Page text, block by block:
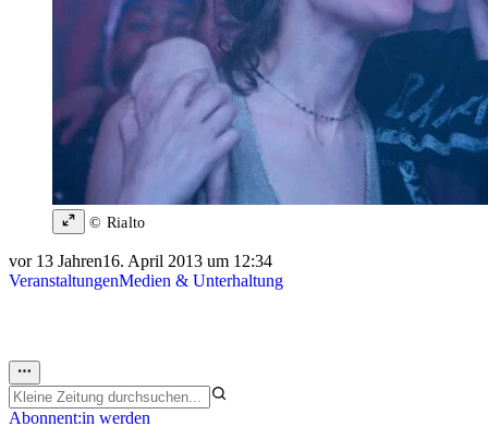
© Rialto
vor 13 Jahren16. April 2013 um 12:34
VeranstaltungenMedien & Unterhaltung
Abonnent:in werden